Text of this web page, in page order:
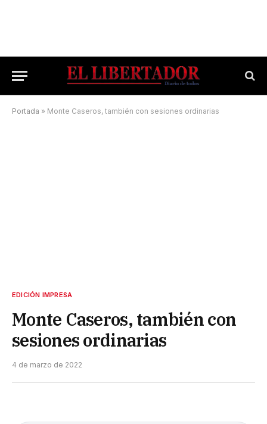
Portada » Monte Caseros, también con sesiones ordinarias
EDICIÓN IMPRESA
Monte Caseros, también con
sesiones ordinarias
4 de marzo de 2022